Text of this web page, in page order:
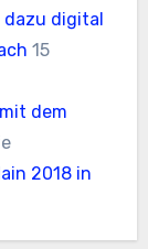
dazu digital
15
dem
2018 in